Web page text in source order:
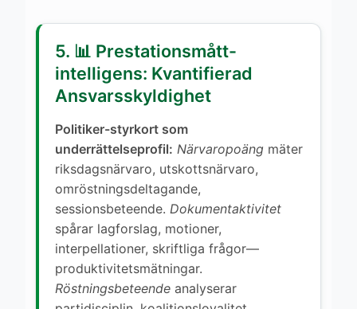
5. 📊 Prestationsmått-
intelligens: Kvantifierad
Ansvarsskyldighet
Politiker-styrkort som
underrättelseprofil: Närvaropoäng mäter
riksdagsnärvaro, utskottsnärvaro,
omröstningsdeltagande,
sessionsbeteende. Dokumentaktivitet
spårar lagforslag, motioner,
interpellationer, skriftliga frågor—
produktivitetsmätningar.
Röstningsbeteende analyserar